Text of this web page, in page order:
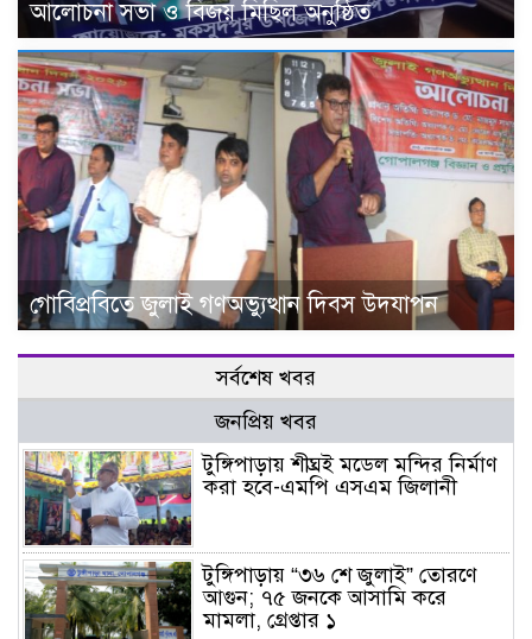
আলোচনা সভা ও বিজয় মিছিল অনুষ্ঠিত
গোবিপ্রবিতে জুলাই গণঅভ্যুত্থান দিবস উদযাপন
সর্বশেষ খবর
জনপ্রিয় খবর
টুঙ্গিপাড়ায় শীঘ্রই মডেল মন্দির নির্মাণ
করা হবে-এমপি এসএম জিলানী
টুঙ্গিপাড়ায় “৩৬ শে জুলাই” তোরণে
আগুন; ৭৫ জনকে আসামি করে
মামলা, গ্রেপ্তার ১